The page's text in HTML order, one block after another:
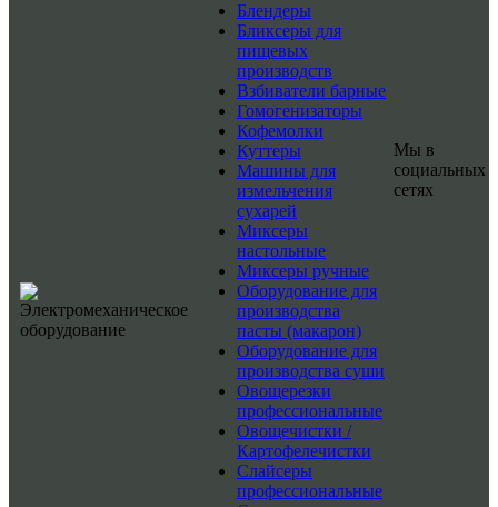
Блендеры
Бликсеры для
пищевых
производств
Взбиватели барные
Гомогенизаторы
Кофемолки
Куттеры
Машины для
измельчения
сухарей
Миксеры
настольные
Миксеры ручные
Оборудование для
производства
пасты (макарон)
Оборудование для
производства суши
Овощерезки
профессиональные
Овощечистки /
Картофелечистки
Слайсеры
профессиональные
Мы в
социальных
сетях